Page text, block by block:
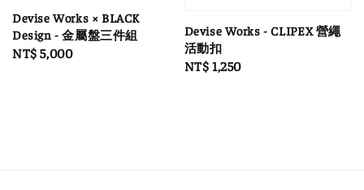
Devise Works × BLACK
Design - 金屬盤三件組
Regular
NT$ 5,000
Devise Works - CLIPEX 營繩
活動扣
Regular
NT$ 1,250